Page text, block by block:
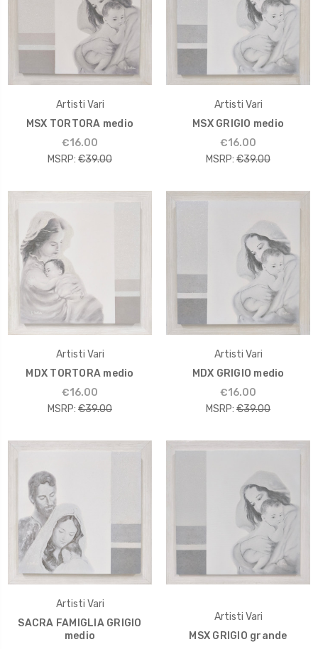
Artisti Vari
MSX TORTORA medio
€16.00
MSRP: €39.00
Artisti Vari
MSX GRIGIO medio
€16.00
MSRP: €39.00
Artisti Vari
MDX TORTORA medio
€16.00
MSRP: €39.00
Artisti Vari
MDX GRIGIO medio
€16.00
MSRP: €39.00
Artisti Vari
SACRA FAMIGLIA GRIGIO
medio
Artisti Vari
MSX GRIGIO grande